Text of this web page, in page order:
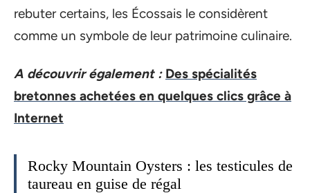
rebuter certains, les Écossais le considèrent
comme un symbole de leur patrimoine culinaire.
A découvrir également : Des spécialités
bretonnes achetées en quelques clics grâce à
Internet
Rocky Mountain Oysters : les testicules de
taureau en guise de régal